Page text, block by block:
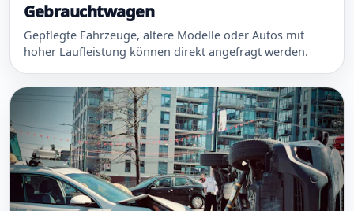
Gebrauchtwagen
Gepflegte Fahrzeuge, ältere Modelle oder Autos mit
hoher Laufleistung können direkt angefragt werden.